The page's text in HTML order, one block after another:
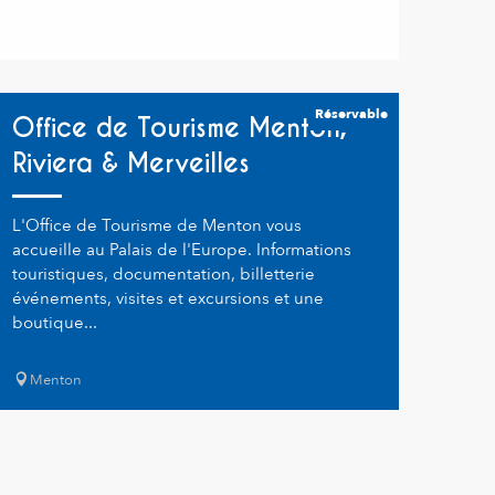
Office de Tourisme Menton,
Riviera & Merveilles
L'Office de Tourisme de Menton vous
accueille au Palais de l'Europe. Informations
touristiques, documentation, billetterie
événements, visites et excursions et une
boutique...
Menton
Réservable